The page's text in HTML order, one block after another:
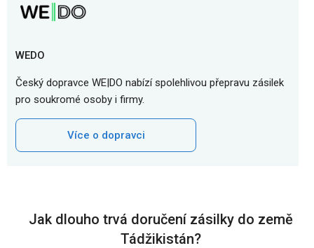
WEDO
Český dopravce WE|DO nabízí spolehlivou přepravu zásilek
pro soukromé osoby i firmy.
Více o dopravci
Jak dlouho trvá doručení zásilky do země
Tádžikistán?